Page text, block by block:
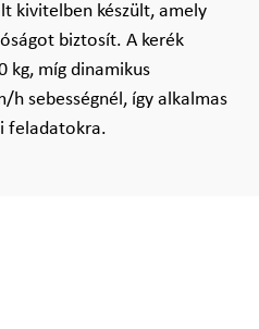
kivitelben készült, amely
biztosít. A kerék
kg, míg dinamikus
h sebességnél, így alkalmas
feladatokra.